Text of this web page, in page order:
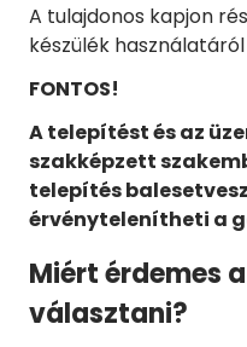
A tulajdonos kapjon
készülék
FONTOS!
A telepítést és az
szakképzett
telepítés
érvénytelenítheti a
Miért érdemes
választani?